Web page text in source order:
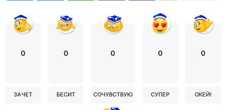
0
ЗАЧЕТ
0
БЕСИТ
0
СОЧУВСТВУЮ
0
СУПЕР
0
ОКЕЙ!